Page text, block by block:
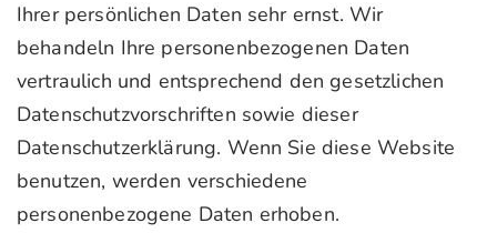
Ihrer persönlichen Daten sehr ernst. Wir
behandeln Ihre personenbezogenen Daten
vertraulich und entsprechend den gesetzlichen
Datenschutzvorschriften sowie dieser
Datenschutzerklärung. Wenn Sie diese Website
benutzen, werden verschiedene
personenbezogene Daten erhoben.